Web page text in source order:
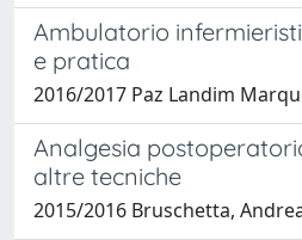
Ambulatorio
e pratica
2016/2017 Paz Landim
Analgesia
altre tecniche
2015/2016 Bruschetta,